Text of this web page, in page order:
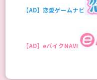
【AD】恋愛ゲームナビ
【AD】eバイクNAVI